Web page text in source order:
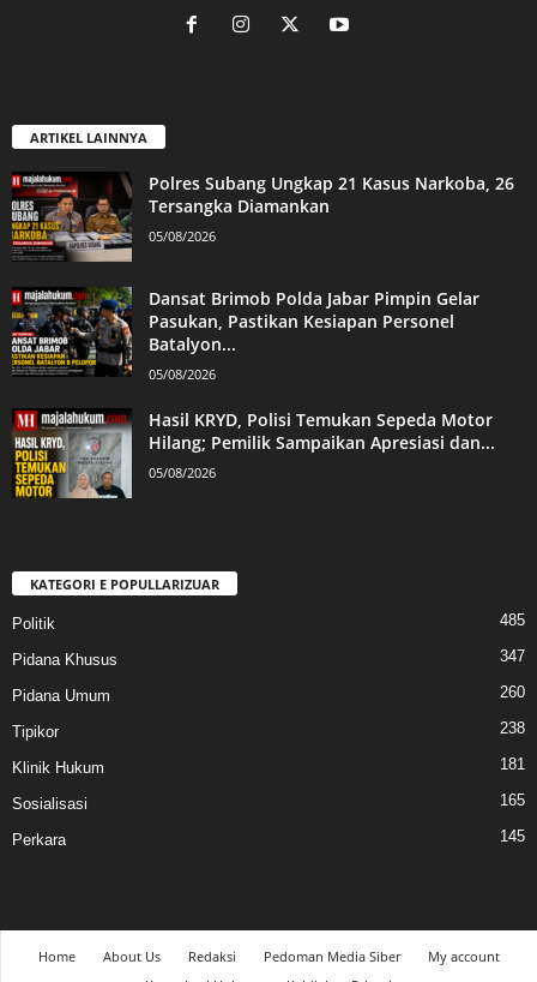
ARTIKEL LAINNYA
Polres Subang Ungkap 21 Kasus Narkoba, 26
Tersangka Diamankan
05/08/2026
Dansat Brimob Polda Jabar Pimpin Gelar
Pasukan, Pastikan Kesiapan Personel
Batalyon...
05/08/2026
Hasil KRYD, Polisi Temukan Sepeda Motor
Hilang; Pemilik Sampaikan Apresiasi dan...
05/08/2026
KATEGORI E POPULLARIZUAR
Politik 485
Pidana Khusus 347
Pidana Umum 260
Tipikor 238
Klinik Hukum 181
Sosialisasi 165
Perkara 145
Home About Us Redaksi Pedoman Media Siber
My account